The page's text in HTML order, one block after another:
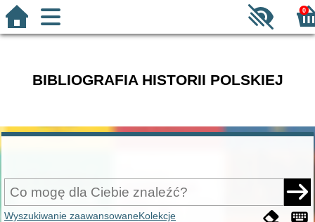
0
BIBLIOGRAFIA HISTORII POLSKIEJ
Wyszukiwanie zaawansowaneKolekcje